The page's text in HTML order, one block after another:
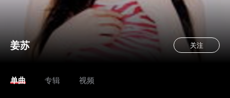
姜苏 关注
单曲 专辑 视频